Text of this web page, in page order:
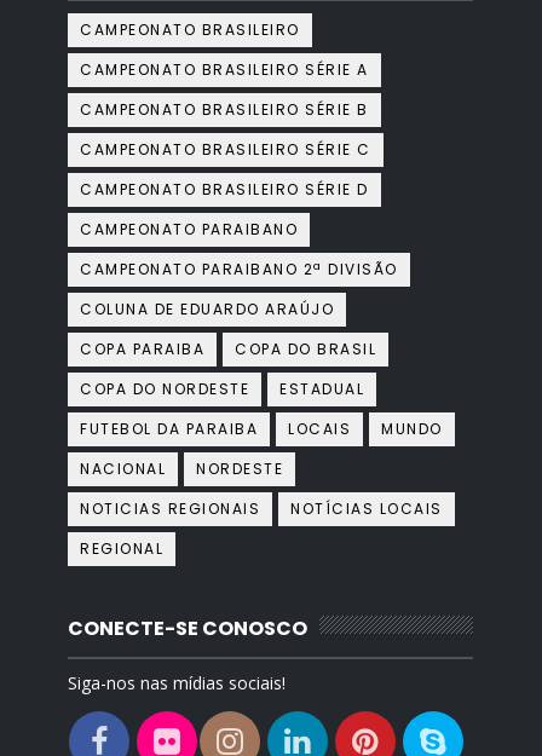
CAMPEONATO BRASILEIRO
CAMPEONATO BRASILEIRO SÉRIE A
CAMPEONATO BRASILEIRO SÉRIE B
CAMPEONATO BRASILEIRO SÉRIE C
CAMPEONATO BRASILEIRO SÉRIE D
CAMPEONATO PARAIBANO
CAMPEONATO PARAIBANO 2ª DIVISÃO
COLUNA DE EDUARDO ARAÚJO
COPA PARAIBA
COPA DO BRASIL
COPA DO NORDESTE
ESTADUAL
FUTEBOL DA PARAIBA
LOCAIS
MUNDO
NACIONAL
NORDESTE
NOTICIAS REGIONAIS
NOTÍCIAS LOCAIS
REGIONAL
CONECTE-SE CONOSCO
Siga-nos nas mídias sociais!